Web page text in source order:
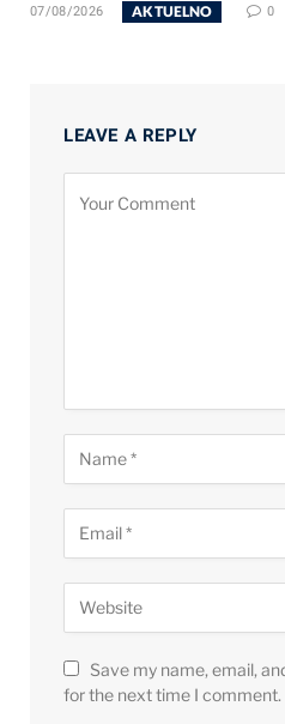
07/08/2026 AKTUELNO 0
LEAVE A REPLY
Save my name, email,
for the next time I comment.